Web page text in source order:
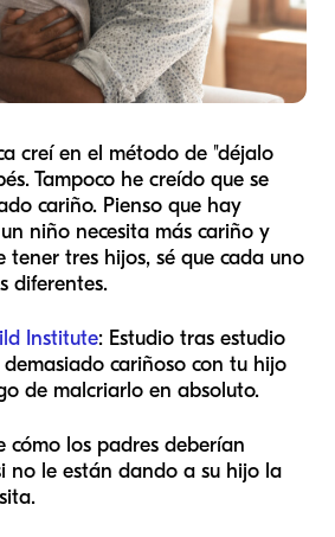
creí en el método de "déjalo
Tampoco he creído que se
cariño. Pienso que hay
niño necesita más cariño y
tener tres hijos, sé que cada uno
diferentes.
Institute: Estudio tras estudio
cariñoso con tu hijo
de malcriarlo en absoluto.
cómo los padres deberían
no le están dando a su hijo la